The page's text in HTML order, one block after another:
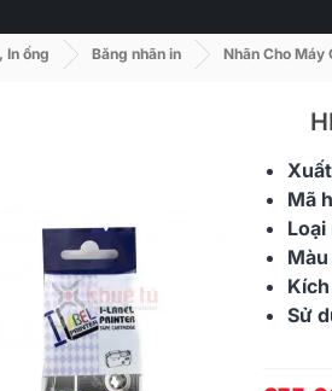
In ống Băng nhãn in Nhãn Cho Máy
Mã
Loại
Sử